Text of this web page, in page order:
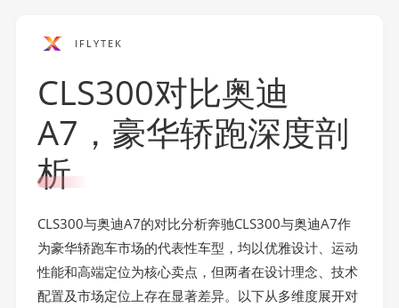
IFLYTEK
CLS300对比奥迪
A7，豪华轿跑深度剖
析
CLS300与奥迪A7的对比分析奔驰CLS300与奥迪A7作
为豪华轿跑车市场的代表性车型，均以优雅设计、运动
性能和高端定位为核心卖点，但两者在设计理念、技术
配置及市场定位上存在显著差异。以下从多维度展开对